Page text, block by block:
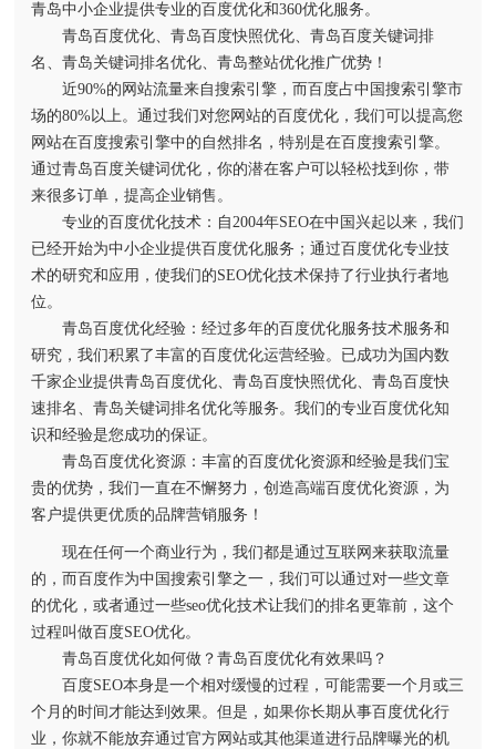
青岛中小企业提供专业的百度优化和360优化服务。
青岛百度优化、青岛百度快照优化、青岛百度关键词排
名、青岛关键词排名优化、青岛整站优化推广优势！
近90%的网站流量来自搜索引擎，而百度占中国搜索引擎市
场的80%以上。通过我们对您网站的百度优化，我们可以提高您
网站在百度搜索引擎中的自然排名，特别是在百度搜索引擎。
通过青岛百度关键词优化，你的潜在客户可以轻松找到你，带
来很多订单，提高企业销售。
专业的百度优化技术：自2004年SEO在中国兴起以来，我们
已经开始为中小企业提供百度优化服务；通过百度优化专业技
术的研究和应用，使我们的SEO优化技术保持了行业执行者地
位。
青岛百度优化经验：经过多年的百度优化服务技术服务和
研究，我们积累了丰富的百度优化运营经验。已成功为国内数
千家企业提供青岛百度优化、青岛百度快照优化、青岛百度快
速排名、青岛关键词排名优化等服务。我们的专业百度优化知
识和经验是您成功的保证。
青岛百度优化资源：丰富的百度优化资源和经验是我们宝
贵的优势，我们一直在不懈努力，创造高端百度优化资源，为
客户提供更优质的品牌营销服务！
现在任何一个商业行为，我们都是通过互联网来获取流量
的，而百度作为中国搜索引擎之一，我们可以通过对一些文章
的优化，或者通过一些seo优化技术让我们的排名更靠前，这个
过程叫做百度SEO优化。
青岛百度优化如何做？青岛百度优化有效果吗？
百度SEO本身是一个相对缓慢的过程，可能需要一个月或三
个月的时间才能达到效果。但是，如果你长期从事百度优化行
业，你就不能放弃通过官方网站或其他渠道进行品牌曝光的机